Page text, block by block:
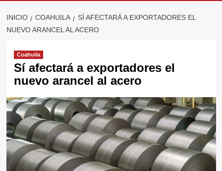
INICIO COAHUILA
SÍ AFECTARÁ A EXPORTADORES EL
NUEVO ARANCEL AL ACERO
Coahuila
Sí afectará a exportadores el
nuevo arancel al acero